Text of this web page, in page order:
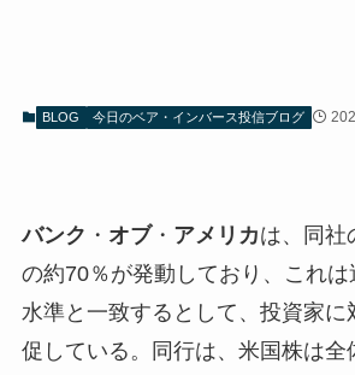
BLOG 今日のベア・インバース投信ブログ
バンク ・ オブ・ アメリカは、同社
の約70％が発動しており、これ
水準と一致するとして、投資家に
促している。同行は、米国株は全